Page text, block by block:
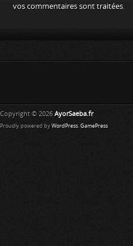
vos commentaires sont traitées.
Copyright © 2026 AyorSaeba.fr
Proudly powered by WordPress. GamePress